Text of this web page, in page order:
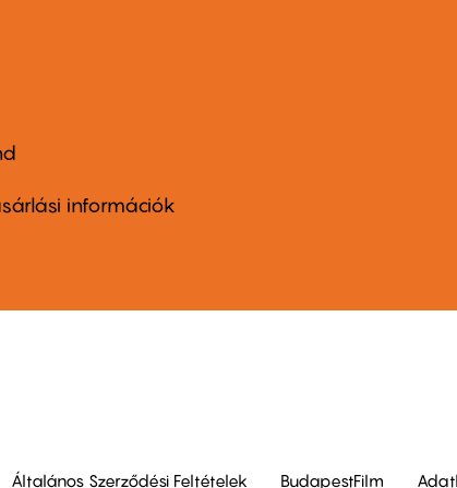
információk
Általános Szerződési Feltételek BudapestFilm